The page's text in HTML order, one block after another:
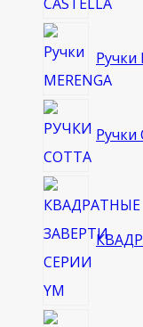
Ручки
Ручки